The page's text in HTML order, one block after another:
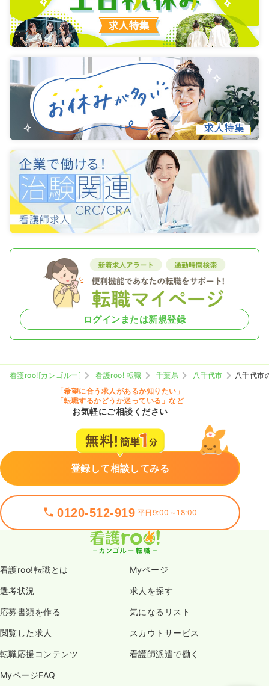
ログインまたは新規登録
看護roo![カンゴルー] 看護roo! 転職 千葉県 八千代市
八千代市
「希望に合う求人があるか知りたい」
「転職するかどうか迷っている」など
お気軽にご相談ください
登録して相談してみる
0120-512-919 平日9:00～18:00
看護roo!転職とは Myページ
選考状況 求人を探す
応募書類を作る 気になるリスト
閲覧した求人 スカウトサービス
転職応援コンテンツ 看護師派遣で働く
MyページFAQ